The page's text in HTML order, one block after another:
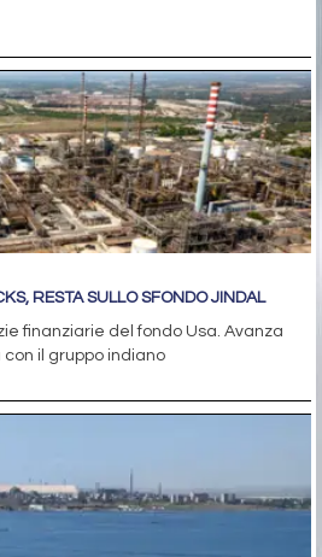
RESTA SULLO SFONDO JINDAL
finanziarie del fondo Usa. Avanza
il gruppo indiano